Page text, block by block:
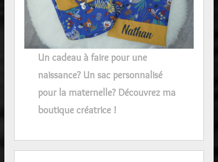
Un cadeau à faire pour une
naissance? Un sac personnalisé
pour la maternelle? Découvrez ma
boutique créatrice !